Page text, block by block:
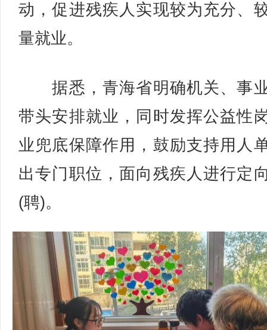
动，促进残疾人实现较为充分、
量就业。
据悉，青海省明确机关、事
带头安排就业，同时发挥公益性
业兜底保障作用，鼓励支持用人
出专门职位，面向残疾人进行定
(聘)。